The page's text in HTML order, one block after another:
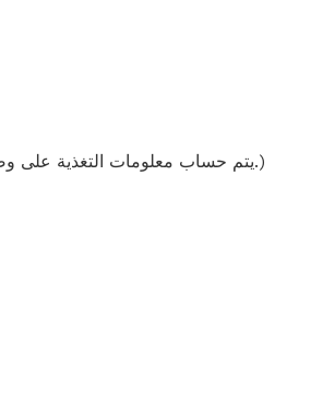
(يتم حساب معلومات التغذية على وصفاتنا باستخدام قاعدة بيانات المكونات ويجب اعتبارها تقديرية. قد تختلف النتائج الفردية.)